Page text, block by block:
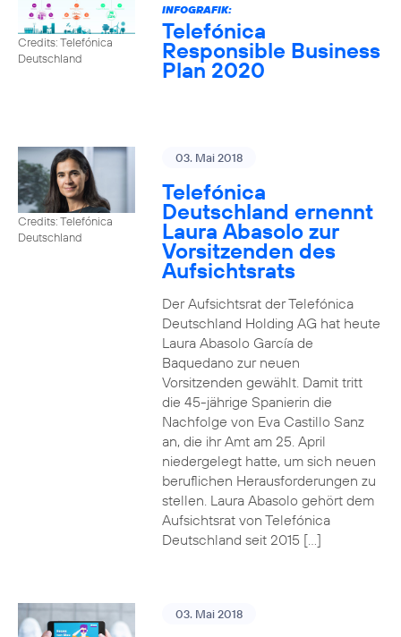
Credits: Telefónica
Deutschland
INFOGRAFIK:
Telefónica
Responsible Business
Plan 2020
Credits: Telefónica
Deutschland
03. Mai 2018
Telefónica
Deutschland ernennt
Laura Abasolo zur
Vorsitzenden des
Aufsichtsrats
Der Aufsichtsrat der Telefónica
Deutschland Holding AG hat heute
Laura Abasolo García de
Baquedano zur neuen
Vorsitzenden gewählt. Damit tritt
die 45-jährige Spanierin die
Nachfolge von Eva Castillo Sanz
an, die ihr Amt am 25. April
niedergelegt hatte, um sich neuen
beruflichen Herausforderungen zu
stellen. Laura Abasolo gehört dem
Aufsichtsrat von Telefónica
Deutschland seit 2015 […]
03. Mai 2018